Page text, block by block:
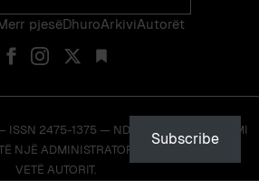
pjes​​ë​DhuroArkiviAutorët
ISSN 2475-1375 — NDALOHET RIPRODHIMI
NJË ADMINISTRATORI TË FAQES OSE TË
VETË AUTORIT.
Subscribe